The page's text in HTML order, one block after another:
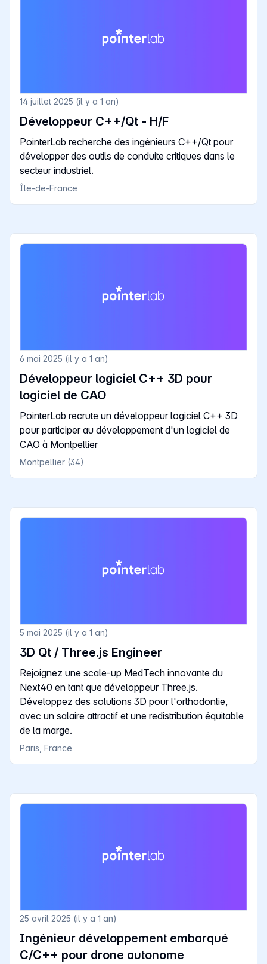
14 juillet 2025 (il y a 1 an)
Développeur C++/Qt - H/F
PointerLab recherche des ingénieurs C++/Qt pour
développer des outils de conduite critiques dans le
secteur industriel.
Île-de-France
6 mai 2025 (il y a 1 an)
Développeur logiciel C++ 3D pour
logiciel de CAO
PointerLab recrute un développeur logiciel C++ 3D
pour participer au développement d'un logiciel de
CAO à Montpellier
Montpellier (34)
5 mai 2025 (il y a 1 an)
3D Qt / Three.js Engineer
Rejoignez une scale-up MedTech innovante du
Next40 en tant que développeur Three.js.
Développez des solutions 3D pour l'orthodontie,
avec un salaire attractif et une redistribution équitable
de la marge.
Paris, France
25 avril 2025 (il y a 1 an)
Ingénieur développement embarqué
C/C++ pour drone autonome